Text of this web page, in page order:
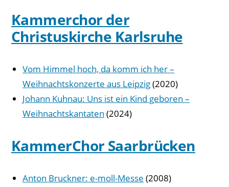
Kammerchor der
Christuskirche Karlsruhe
Vom Himmel hoch, da komm ich her –
Weihnachtskonzerte aus Leipzig(2020)
Johann Kuhnau: Uns ist ein Kind geboren –
Weihnachtskantaten (2024)
KammerChor Saarbrücken
Anton Bruckner: e-moll-Messe (2008)